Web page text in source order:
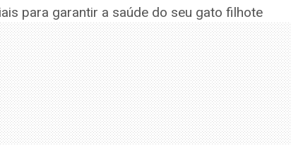
para garantir a saúde do seu gato filhote